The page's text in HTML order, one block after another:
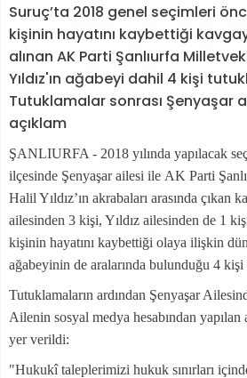
Suruç’ta 2018 genel seçimleri
kişinin hayatını kaybettiği
alınan AK Parti Şanlıurfa
Yıldız'ın ağabeyi dahil 4 kişi
Tutuklamalar sonrası Şenyaşar
açıklam
ŞANLIURFA - 2018 yılında yapılacak
ilçesinde Şenyaşar ailesi ile AK Parti
Halil Yıldız’ın akrabaları arasında çıkan
ailesinden 3 kişi, Yıldız ailesinden de 1
kişinin hayatını kaybettiği olaya ilişkin dün
ağabeyinin de aralarında bulunduğu 4 kişi
Tutuklamaların ardından Şenyaşar
Ailenin sosyal medya hesabından yapılan
yer verildi:
"Hukukî taleplerimizi hukuk sınırları